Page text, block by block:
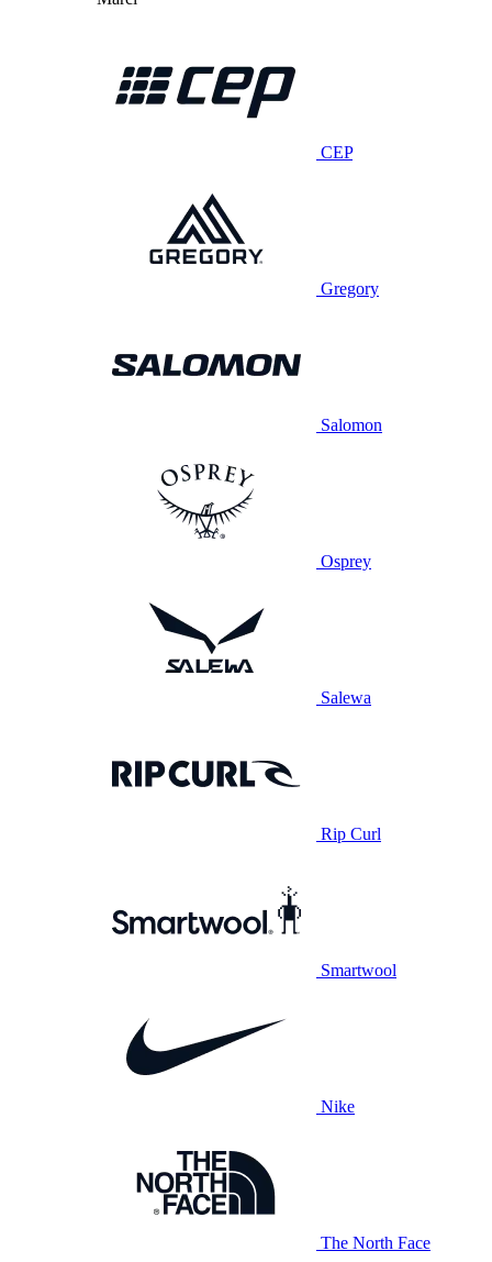
CEP
Gregory
Salomon
Osprey
Salewa
Rip Curl
Smartwool
Nike
The North Face